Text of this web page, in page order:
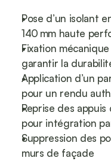
Pose d’un isolant
140 mm haute
Fixation
garantir la
Application d’un
pour un rendu
Reprise des
pour intégration
Suppression des
murs de façade